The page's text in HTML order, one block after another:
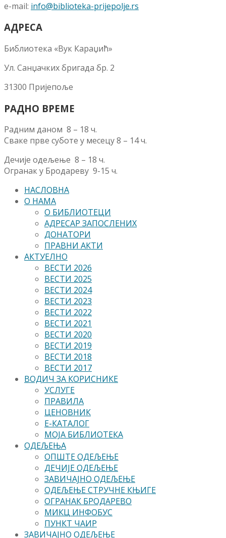
e-mail: info@biblioteka-prijepolje.rs
АДРЕСА
Библиотека «Вук Караџић»
Ул. Санџачких бригада бр. 2
31300 Пријепоље
РАДНО ВРЕМЕ
Радним даном 8 – 18 ч.
Сваке прве суботе у месецу 8 – 14 ч.
Дечије одељење 8 – 18 ч.
Огранак у Бродареву 9-15 ч.
НАСЛОВНА
О НАМА
О БИБЛИОТЕЦИ
АДРЕСАР ЗАПОСЛЕНИХ
ДОНАТОРИ
ПРАВНИ АКТИ
АКТУЕЛНО
ВЕСТИ 2026
ВЕСТИ 2025
ВЕСТИ 2024
ВЕСТИ 2023
ВЕСТИ 2022
ВЕСТИ 2021
ВЕСТИ 2020
ВЕСТИ 2019
ВЕСТИ 2018
ВЕСТИ 2017
ВОДИЧ ЗА КОРИСНИКЕ
УСЛУГЕ
ПРАВИЛА
ЦЕНОВНИК
Е-КАТАЛОГ
МОЈА БИБЛИОТЕКА
ОДЕЉЕЊА
ОПШТЕ ОДЕЉЕЊЕ
ДЕЧИЈЕ ОДЕЉЕЊЕ
ЗАВИЧАЈНО ОДЕЉЕЊЕ
ОДЕЉЕЊЕ СТРУЧНЕ КЊИГЕ
ОГРАНАК БРОДАРЕВО
МИКЦ ИНФОБУС
ПУНКТ ЧАИР
ЗАВИЧАЈНО ОДЕЉЕЊЕ